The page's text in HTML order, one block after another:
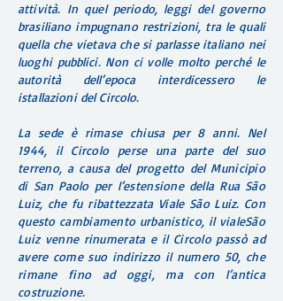
attività. In quel periodo, leggi del governo
brasiliano impugnano restrizioni, tra le quali
quella che vietava che si parlasse italiano nei
luoghi pubblici. Non ci volle molto perché le
autorità dell’epoca interdicessero le
istallazioni del Circolo.
La sede è rimase chiusa per 8 anni. Nel
1944, il Circolo perse una parte del suo
terreno, a causa del progetto del Municipio
di San Paolo per l’estensione della Rua São
Luiz, che fu ribattezzata Viale São Luiz. Con
questo cambiamento urbanistico, il vialeSão
Luiz venne rinumerata e il Circolo passò ad
avere come suo indirizzo il numero 50, che
rimane fino ad oggi, ma con l’antica
costruzione.